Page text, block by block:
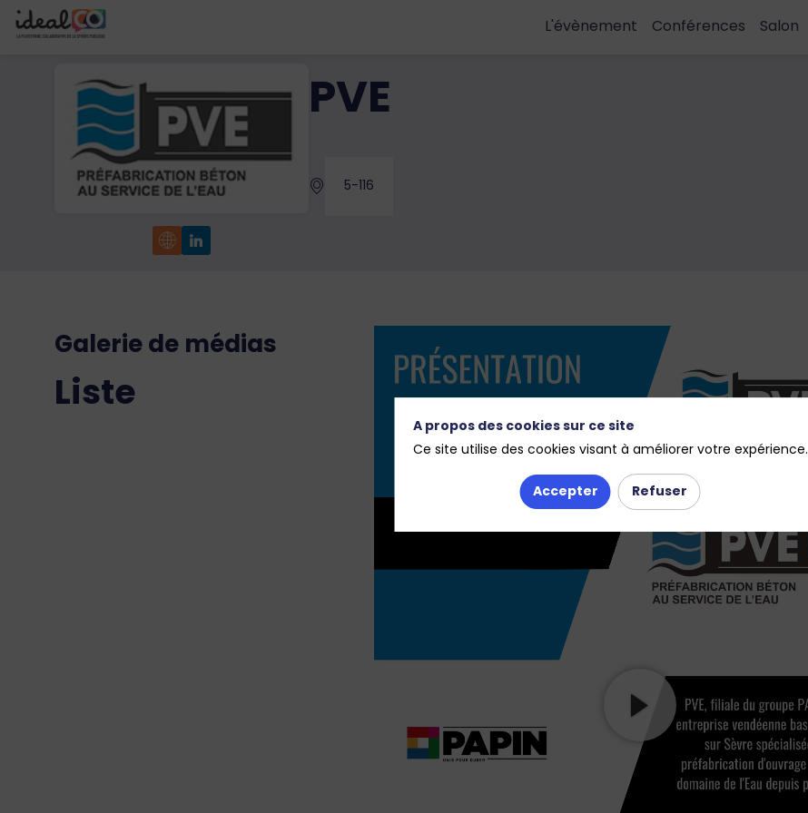
L'évènement Conférences Salon
PVE
5-116
Galerie de médias
Liste
A propos des cookies sur ce site
Ce site utilise des cookies visant à améliorer votre expérience.
Accepter Refuser